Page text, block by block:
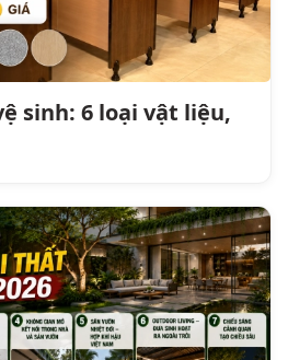
sinh: 6 loại vật liệu,